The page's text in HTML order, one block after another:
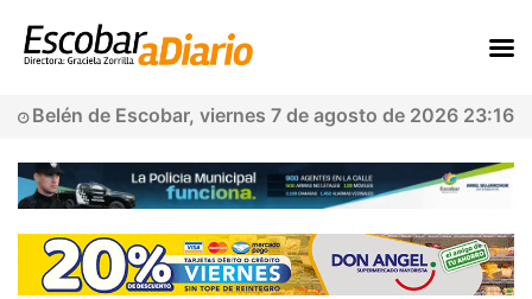
Belén de Escobar, viernes 7 de agosto de 2026 23:16